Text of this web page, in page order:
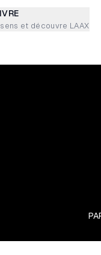
et découvre LAAX